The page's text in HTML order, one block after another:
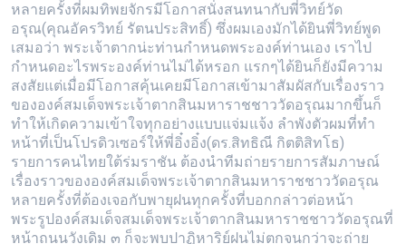
หลายครั้งที่ผมทิพยจักรมีโอกาสนั่งสนทนากับพี่วิทย์วัด
อรุณ(คุณอัครวิทย์ รัตนประสิทธิ์) ซึ่งผมเองมักได้ยินพี่วิทย์พูด
เสมอว่า พระเจ้าตากน่ะท่านกำหนดพระองค์ท่านเอง เราไป
กำหนดอะไรพระองค์ท่านไม่ได้หรอก แรกๆได้ยินก็ยังมีความ
สงสัยแต่เมื่อมีโอกาสคุ้นเคยมีโอกาสเข้ามาสัมผัสกับเรื่องราว
ขององค์สมเด็จพระเจ้าตากสินมหาราชชาววัดอรุณมากขึ้นก็
ทำให้เกิดความเข้าใจทุกอย่างแบบแจ่มแจ้ง ลำพังตัวผมที่ทำ
หน้าที่เป็นโปรดิวเซอร์ให้พี่อิ๋งอิ๋ง(ดร.สิทธิณี กิตติสิทโธ)
รายการคนไทยใต้ร่มราชัน ต้องนำทีมถ่ายรายการสัมภาษณ์
เรื่องราวขององค์สมเด็จพระเจ้าตากสินมหาราชชาววัดอรุณ
หลายครั้งที่ต้องเจอกับพายุฝนทุกครั้งที่บอกกล่าวต่อหน้า
พระรูปองค์สมเด็จสมเด็จพระเจ้าตากสินมหาราชชาววัดอรุณที่
หน้าถนนวังเดิม ๓ ก็จะพบปาฏิหาริย์ฝนไม่ตกจนกว่าจะถ่าย